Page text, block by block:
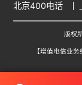
北京400电话
版权
【增值电信业